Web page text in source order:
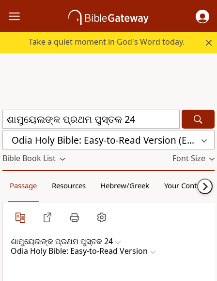
Take a quiet moment in God's Word today.
Odia Holy Bible: Easy-to-Read Version (ERV-OR)
Bible Book List Font Size
Passage Resources Hebrew/Greek Your Content
ଶାମୁୟେଲଙ୍କ ପ୍ରଥମ ପୁସ୍ତକ 24
Odia Holy Bible: Easy-to-Read Version